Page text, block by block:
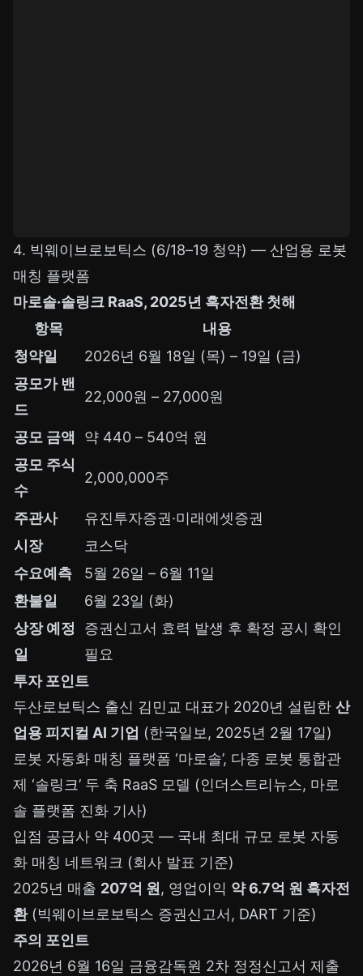
4. 빅웨이브로보틱스 (6/18–19 청약) — 산업용 로봇
매칭 플랫폼
마로솔·솔링크 RaaS, 2025년 흑자전환 첫해
항목
내용
청약일
2026년 6월 18일 (목) – 19일 (금)
공모가 밴
드
22,000원 – 27,000원
공모 금액
약 440 – 540억 원
공모 주식
수
2,000,000주
주관사
유진투자증권·미래에셋증권
시장
코스닥
수요예측
5월 26일 – 6월 11일
환불일
6월 23일 (화)
상장 예정
일
증권신고서 효력 발생 후 확정 공시 확인
필요
투자 포인트
두산로보틱스 출신 김민교 대표가 2020년 설립한 산
업용 피지컬 AI 기업 (한국일보, 2025년 2월 17일)
로봇 자동화 매칭 플랫폼 ‘마로솔’, 다종 로봇 통합관
제 ‘솔링크’ 두 축 RaaS 모델 (인더스트리뉴스, 마로
솔 플랫폼 진화 기사)
입점 공급사 약 400곳 — 국내 최대 규모 로봇 자동
화 매칭 네트워크 (회사 발표 기준)
2025년 매출 207억 원, 영업이익 약 6.7억 원 흑자전
환(빅웨이브로보틱스 증권신고서, DART 기준)
주의 포인트
2026년 6월 16일 금융감독원 2차 정정신고서 제출